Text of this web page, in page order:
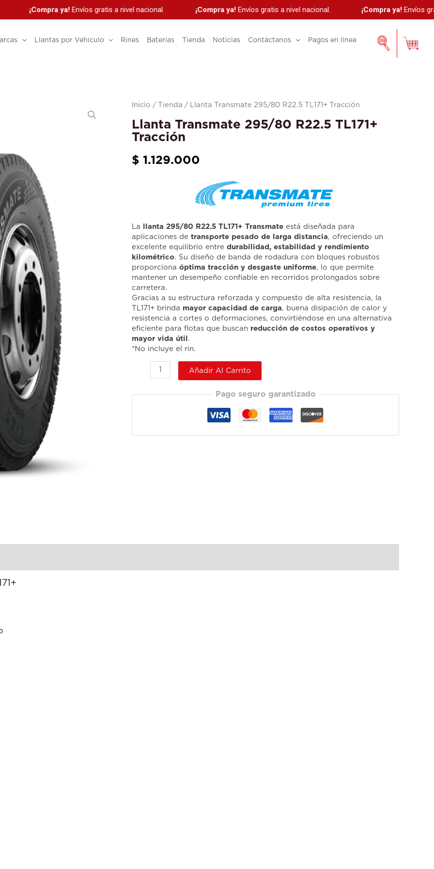
¡Compra ya! Envíos gratis a nivel nacional. ¡Compra ya! Envíos gratis a nivel nacional. ¡Compra ya! Envíos
Llantas por Vehículo Rines Baterías Tienda Noticias Contáctanos Pagos en linea
Inicio / Tienda / Llanta Transmate 295/80 R22.5 TL171+ Tracción
Llanta Transmate 295/80 R22.5 TL171+
Tracción
$ 1.129.000
La llanta 295/80 R22.5 TL171+ Transmate está diseñada para
aplicaciones de transporte pesado de larga distancia, ofreciendo un
excelente equilibrio entre durabilidad, estabilidad y rendimiento
kilométrico. Su diseño de banda de rodadura con bloques robustos
proporciona óptima tracción y desgaste uniforme, lo que permite
mantener un desempeño confiable en recorridos prolongados sobre
carretera.
Gracias a su estructura reforzada y compuesto de alta resistencia, la
TL171+ brinda mayor capacidad de carga, buena disipación de calor y
resistencia a cortes o deformaciones, convirtiéndose en una alternativa
eficiente para flotas que buscan reducción de costos operativos y
mayor vida útil .
*No incluye el rin.
Llanta
Transmate
295/80
TL171+
Añadir Al Carrito
Pago seguro garantizado